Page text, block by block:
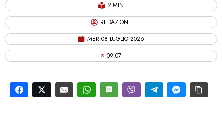
2 MIN
REDAZIONE
MER 08 LUGLIO 2026
09:07